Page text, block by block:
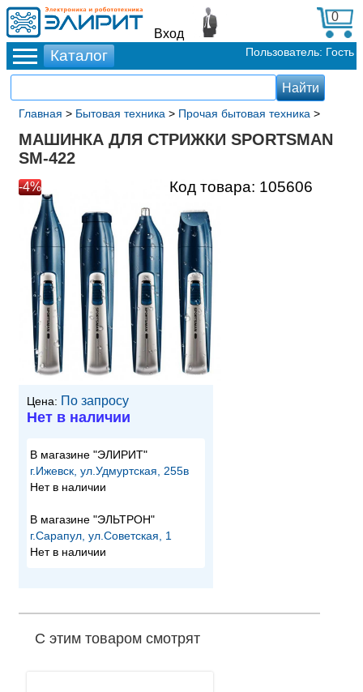
Вход
0
Пользователь: Гость
Главная > Бытовая техника > Прочая бытовая техника >
МАШИНКА ДЛЯ СТРИЖКИ SPORTSMAN
SM-422
-4% Код товара: 105606
Цена: По запросу
Нет в наличии
В магазине "ЭЛИРИТ"
г.Ижевск, ул.Удмуртская, 255в
Нет в наличии
В магазине "ЭЛЬТРОН"
г.Сарапул, ул.Советская, 1
Нет в наличии
С этим товаром смотрят